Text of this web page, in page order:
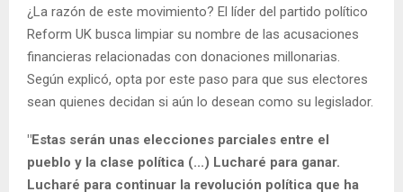
¿La razón de este movimiento? El líder del partido político
Reform UK busca limpiar su nombre de las acusaciones
financieras relacionadas con donaciones millonarias.
Según explicó, opta por este paso para que sus electores
sean quienes decidan si aún lo desean como su legislador.
"Estas serán unas elecciones parciales entre el
pueblo y la clase política (...) Lucharé para ganar.
Lucharé para continuar la revolución política que ha